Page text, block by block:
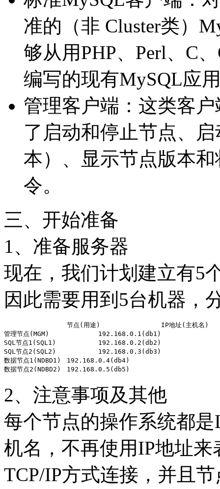
准的（非 Cluster类）
够从用PHP、Perl、C
编写的现有MySQL应
管理客户端：这类客
了启动和停止节点、
本）、显示节点版本
令。
三、开始准备
1、准备服务器
现在，我们计划建立有5
因此需要用到5台机器，
管理节点(MGM)		192.168.0.1(db1)
SQL节点1(SQL1)		192.168.0.2(db2)
SQL节点2(SQL2)		192.168.0.3(db3)
数据节点1(NDBD1)	192.168.0.4(db4)
2、注意事项及其他
每个节点的操作系统都
机名，不再使用IP地址来
TCP/IP方式连接，并且